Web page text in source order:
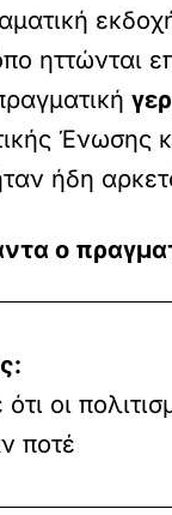
ηττώνται
Ένωσης
ήδη
ο
οι
ποτέ